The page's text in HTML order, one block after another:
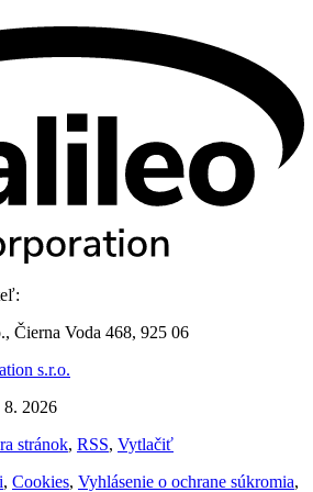
Čierna Voda 468, 925 06
s.r.o.
8. 2026
stránok, RSS, Vytlačiť
, Cookies, Vyhlásenie o ochrane súkromia,